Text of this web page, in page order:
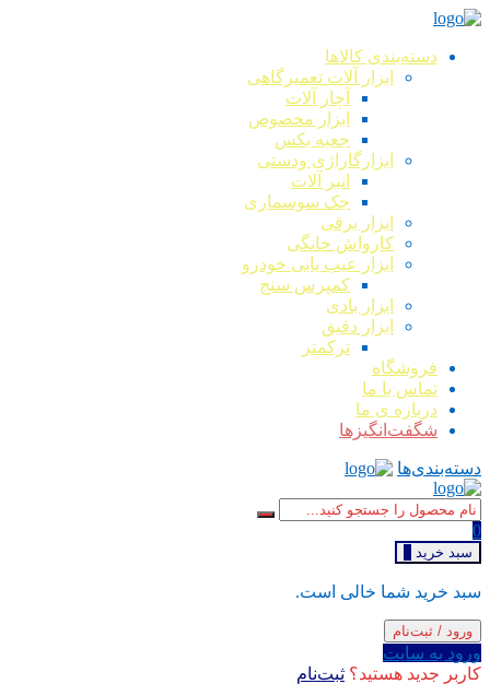
دسته‌بندی کالاها
ابزار آلات تعمیرگاهی
آچار آلات
ابزار مخصوص
جعبه بکس
ابزارگاراژی ودستی
انبر آلات
جک سوسماری
ابزار برقی
کارواش خانگی
ابزار عیب یابی خودرو
کمپرس سنج
ابزار بادی
ابزار دقیق
ترکمتر
فروشگاه
تماس با ما
درباره ی ما
شگفت‌انگیزها
دسته‌بندی‌ها
0
سبد خرید
سبد خرید شما خالی است.
ورود / ثبت‌نام
ورود به سایت
کاربر جدید هستید؟ ثبت‌نام